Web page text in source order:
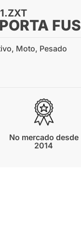
, Moto, Pesado
No mercado desde
2014